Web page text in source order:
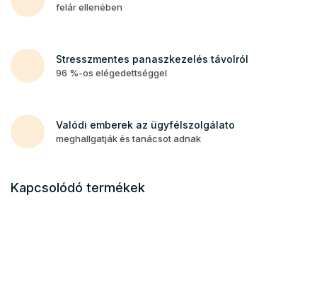
felár ellenében
Stresszmentes panaszkezelés távolról
96 %-os elégedettséggel
Valódi emberek az ügyfélszolgálato
meghallgatják és tanácsot adnak
Kapcsolódó termékek